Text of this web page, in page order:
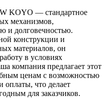
KOYO — стандартное
механизмов,
и долговечностью.
конструкции и
материалов, он
в условиях
компания предлагает этот
ценам с возможностью
оплаты, что делает
для заказчиков.